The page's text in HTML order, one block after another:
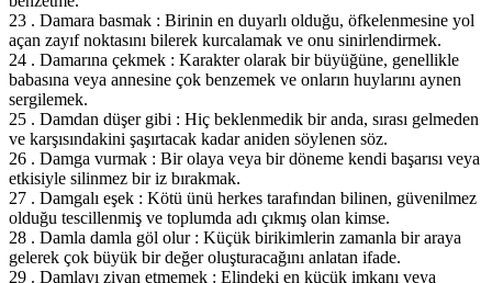
23 . Damara basmak : Birinin en duyarlı olduğu, öfkelenmesine yol
açan zayıf noktasını bilerek kurcalamak ve onu sinirlendirmek.
24 . Damarına çekmek : Karakter olarak bir büyüğüne, genellikle
babasına veya annesine çok benzemek ve onların huylarını aynen
sergilemek.
25 . Damdan düşer gibi : Hiç beklenmedik bir anda, sırası gelmeden
ve karşısındakini şaşırtacak kadar aniden söylenen söz.
26 . Damga vurmak : Bir olaya veya bir döneme kendi başarısı veya
etkisiyle silinmez bir iz bırakmak.
27 . Damgalı eşek : Kötü ünü herkes tarafından bilinen, güvenilmez
olduğu tescillenmiş ve toplumda adı çıkmış olan kimse.
28 . Damla damla göl olur : Küçük birikimlerin zamanla bir araya
gelerek çok büyük bir değer oluşturacağını anlatan ifade.
29 . Damlayı ziyan etmemek : Elindeki en küçük imkanı veya